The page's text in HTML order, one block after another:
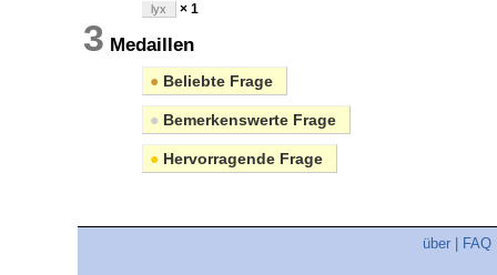
lyx × 1
3 Medaillen
● Beliebte Frage
● Bemerkenswerte Frage
● Hervorragende Frage
über FAQ